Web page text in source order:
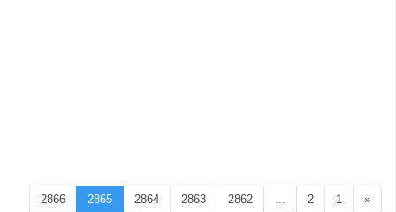
«
1
2
...
2862
2863
2864
2865
2866